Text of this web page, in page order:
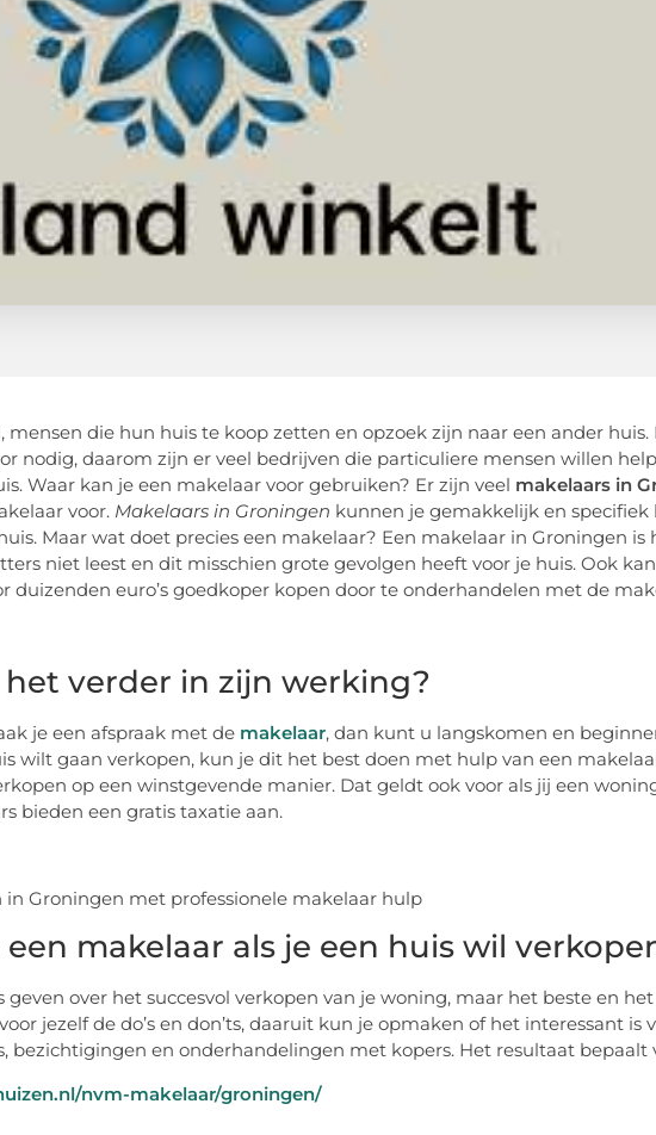
mensen die hun huis te koop zetten en opzoek zijn naar een ander
nodig, daarom zijn er veel bedrijven die particuliere mensen willen
Waar kan je een makelaar voor gebruiken? Er zijn veel makelaars in
voor. Makelaars in Groningen kunnen je gemakkelijk en
Maar wat doet precies een makelaar? Een makelaar in Groningen
niet leest en dit misschien grote gevolgen heeft voor je huis. Ook
duizenden euro’s goedkoper kopen door te onderhandelen met de
het verder in zijn werking?
je een afspraak met de makelaar, dan kunt u langskomen en
wilt gaan verkopen, kun je dit het best doen met hulp van een
op een winstgevende manier. Dat geldt ook voor als jij een
bieden een gratis taxatie aan.
makelaar als je een huis wil
geven over het succesvol verkopen van je woning, maar het beste en
jezelf de do’s en don’ts, daaruit kun je opmaken of het interessant is
bezichtigingen en onderhandelingen met kopers. Het resultaat bepaalt
nvm-makelaar/groningen/